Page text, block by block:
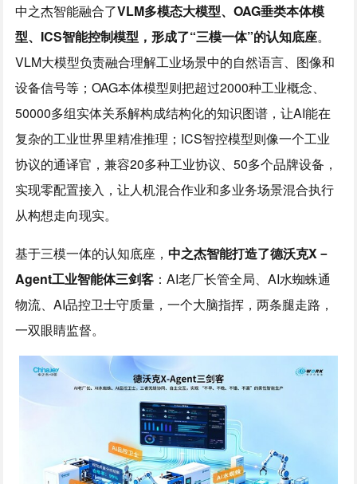
中之杰智能融合了VLM多模态大模型、OAG垂类本体模
型、 ICS智能控制模型，形成了“三模一体”的认知底座。
VLM大模型负责融合理解工业场景中的自然语言、图像和
设备信号等；OAG本体模型则把超过2000种工业概念、
50000多组实体关系解构成结构化的知识图谱，让AI能在
复杂的工业世界里精准推理；ICS智控模型则像一个工业
协议的通译官，兼容20多种工业协议、50多个品牌设备，
实现零配置接入，让人机混合作业和多业务场景混合执行
从构想走向现实。
基于三模一体的认知底座，中之杰智能打造了德沃克X－
Agent工业智能体三剑客 ：AI老厂长管全局、AI水蜘蛛通
物流、AI品控卫士守质量，一个大脑指挥，两条腿走路，
一双眼睛监督。